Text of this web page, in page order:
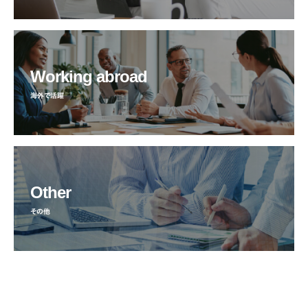
Working abroad
海外で活躍
Other
その他